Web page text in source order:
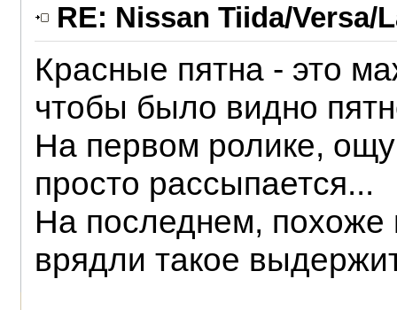
RE: Nissan Tiida/Versa/
Красные пятна - это
чтобы было видно
На первом ролике,
просто рассыпается...
На последнем, похоже
врядли такое